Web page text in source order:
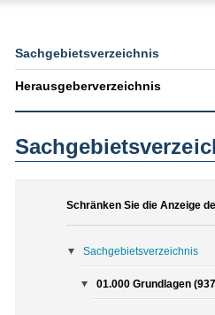
Sachgebietsverzeichnis
Herausgeberverzeichnis
Schränken Sie die Anzeige
Sachgebietsverzeichnis
01.000 Grundlagen